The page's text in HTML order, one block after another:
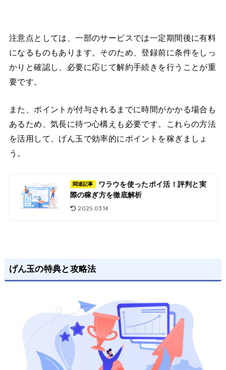
注意点としては、一部のサービスでは一定期間後に有料
になるものもあります。そのため、登録前に条件をしっ
かりと確認し、必要に応じて解約手続きを行うことが重
要です。
また、ポイントが付与されるまでに時間がかかる場合も
あるため、気長に待つ心構えも必要です。これらの方法
を活用して、げん玉で効率的にポイントを稼ぎましょ
う。
関連記事
ワラウを使ったポイ活！評判と実
際の稼ぎ方を徹底解析
2025.03.14
げん玉の特典と攻略法